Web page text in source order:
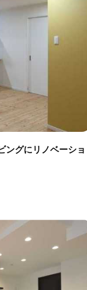
ングにリノベーショ